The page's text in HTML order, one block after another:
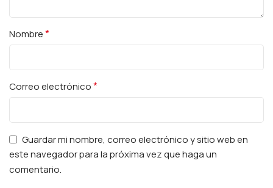
Nombre*
Correo electrónico*
Guardar mi nombre, correo electrónico y sitio web en
este navegador para la próxima vez que haga un
comentario.